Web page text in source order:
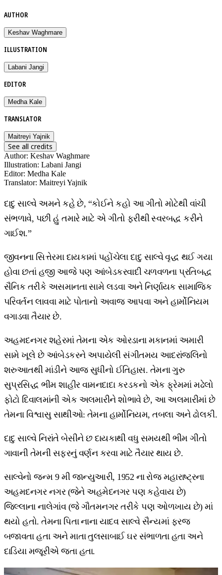
AUTHOR
Keshav Waghmare
ILLUSTRATION
Labani Jangi
EDITOR
Medha Kale
TRANSLATOR
Maitreyi Yajnik
See all credits
Author: Keshav Waghmare
Illustration: Labani Jangi
Editor: Medha Kale
Translator: Maitreyi Yajnik
દાદુ સાલ્વે અમને કહે છે, “કોઈને કહો આ ગીતો મોટેથી વાંચી
સંભળાવે, પછી હું તમારે માટે એ ગીતો ફરીથી સ્વરબદ્ધ કરીને
ગાઈશ.”
જીવનના સિત્તેરમા દાયકામાં પહોંચેલા દાદુ સાલ્વે વૃદ્ધ થઈ ગયા
હોવા છતાં હજી આજે પણ આંબેડકરવાદી ચળવળના પ્રતિબદ્ધ
સૈનિક તરીકે અસમાનતા સામે લડવા અને નિર્ણાયક સામાજિક
પરિવર્તન લાવવા માટે પોતાનો અવાજ આપવા અને હાર્મોનિયમ
વગાડવા તૈયાર છે.
અહમદનગર શહેરમાં તેમના એક ઓરડાના મકાનમાં અમારી
સામે ખૂલે છે આંબેડકરને અપાયેલી સંગીતમય આદરાંજલિનો
શરુઆતથી માંડીને આજ સુધીનો ઈતિહાસ. તેમના ગુરુ
સુપ્રસિદ્ધ ભીમ શાહીર વામનદાદા કરડકનો એક ફ્રેમમાં મઢેલો
ફોટો દિવાલમાંની એક અલમારીને શોભાવે છે, આ અલમારીમાં છે
તેમના વિશ્વાસુ સાથીઓ: તેમના હાર્મોનિયમ, તબલા અને ઢોલકી.
દાદુ સાલ્વે નિરાંતે બેસીને છ દાયકાથી વધુ સમયથી ભીમ ગીતો
ગાવાની તેમની સફરનું વર્ણન કરવા માટે તૈયાર થાય છે.
સાલ્વેનો જન્મ 9 મી જાન્યુઆરી, 1952 ના રોજ મહારાષ્ટ્રના
અહમદનગર નગર (જેને અહમેદનગર પણ કહેવાય છે)
જિલ્લાના નાલેગાંવ (જે ગૌતમનગર તરીકે પણ ઓળખાય છે) માં
થયો હતો. તેમના પિતા નાના યાદવ સાલ્વે સૈન્યમાં ફરજ
બજાવતા હતા અને માતા તુલસાબાઈ ઘર સંભાળતા હતા અને
દાડિયા મજૂરીએ જતા હતા.